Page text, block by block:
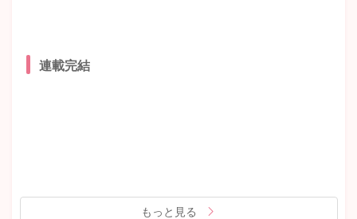
連載完結
もっと見る